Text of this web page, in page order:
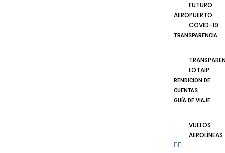
FUTURO
AEROPUERTO
COVID-19
TRANSPARENCIA
LOTAIP
RENDICION DE
CUENTAS
GUÍA DE VIAJE
VUELOS
AEROLÍNEAS